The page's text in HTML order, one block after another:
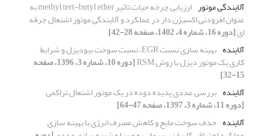
آلایندگی موتور
ارزیابی چرخه حیات تاثیر methyl tert-butyl ether به
عنوان افزودنی اکسیژن دار در عملکرد و آلایندگی موتور اشتعال جرقه
ای[دوره 16، شماره 4، 1402، صفحه 28-42]
آلاینده
بهینه سازی نسبت EGR، نسبت سوخت بیودیزل و شرایط
کاری یک موتور دیزل با روش RSM [دوره 10، شماره 3، 1396، صفحه
15-32]
آلاینده بررسی عددی پدیده دوده در یک موتور اشتعال تراکمی
[دوره 11، شماره 3، 1397، صفحه 47-64]
آلاینده حذف سوخت مایع و کاهش مصرف انرژی با بهینه سازی